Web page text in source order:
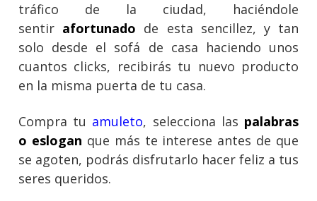
tráfico de la ciudad, haciéndole
sentir afortunado de esta sencillez, y tan
solo desde el sofá de casa haciendo unos
cuantos clicks, recibirás tu nuevo producto
en la misma puerta de tu casa.
Compra tu amuleto, selecciona las palabras
o eslogan que más te interese antes de que
se agoten, podrás disfrutarlo hacer feliz a tus
seres queridos.